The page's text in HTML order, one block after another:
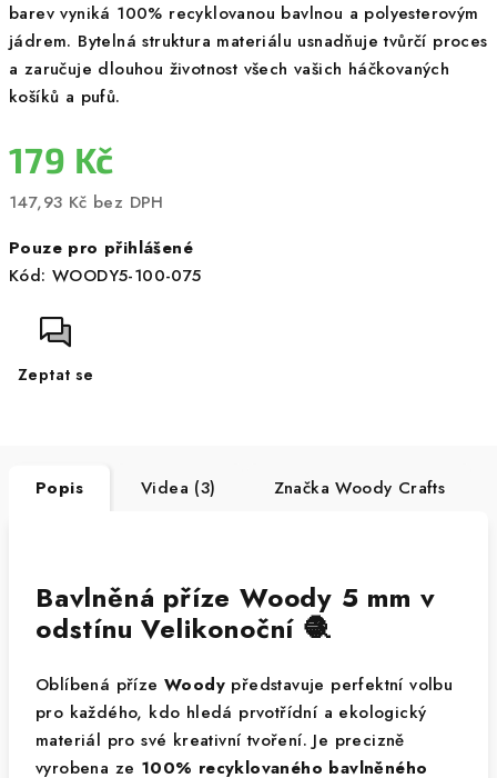
barev vyniká 100% recyklovanou bavlnou a polyesterovým
jádrem. Bytelná struktura materiálu usnadňuje tvůrčí proces
a zaručuje dlouhou životnost všech vašich háčkovaných
košíků a pufů.
179 Kč
147,93 Kč bez DPH
cena:
Pouze pro přihlášené
Kód: WOODY5-100-075
Zeptat se
Popis Videa (3) Značka Woody Crafts
Bavlněná příze Woody 5 mm v
odstínu Velikonoční 🧶
Oblíbená příze Woody představuje perfektní volbu
pro každého, kdo hledá prvotřídní a ekologický
materiál pro své kreativní tvoření. Je precizně
vyrobena ze 100% recyklovaného bavlněného